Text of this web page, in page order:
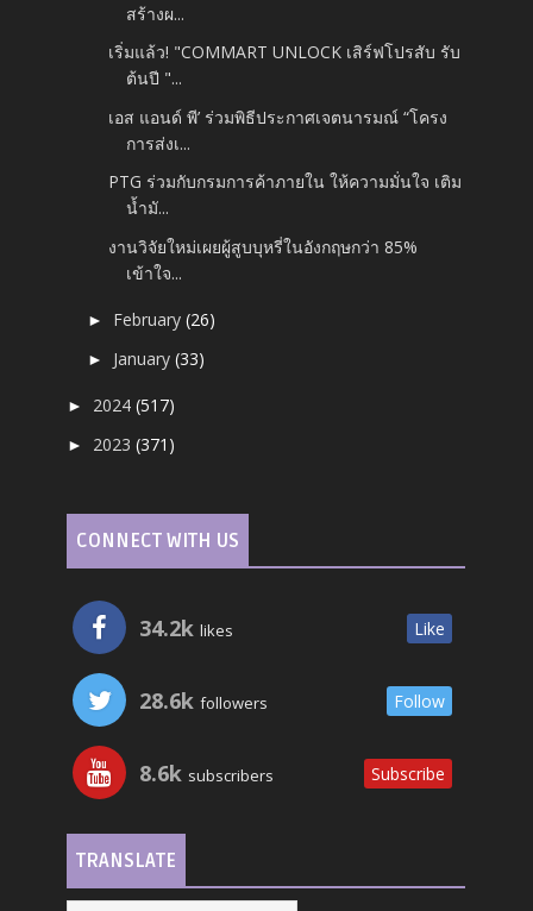
สร้างผ...
เริ่มแล้ว! "COMMART UNLOCK เสิร์ฟโปรสับ รับ
ต้นปี "...
เอส แอนด์ พี’ ร่วมพิธีประกาศเจตนารมณ์ “โครง
การส่งเ...
PTG ร่วมกับกรมการค้าภายใน ให้ความมั่นใจ เติม
น้ำมั...
งานวิจัยใหม่เผยผู้สูบบุหรี่ในอังกฤษกว่า 85%
เข้าใจ...
► February(26)
► January(33)
► 2024(517)
► 2023(371)
CONNECT WITH US
34.2k likes Like
28.6k followers Follow
8.6k subscribers Subscribe
TRANSLATE